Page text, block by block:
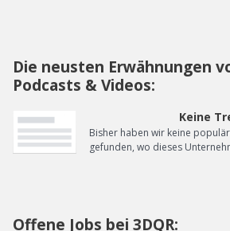
Die neusten Erwähnungen
Podcasts & Videos:
Keine
Bisher haben wir keine
gefunden, wo dieses
Offene Jobs bei 3DQR: